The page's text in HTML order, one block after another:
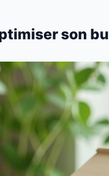
son